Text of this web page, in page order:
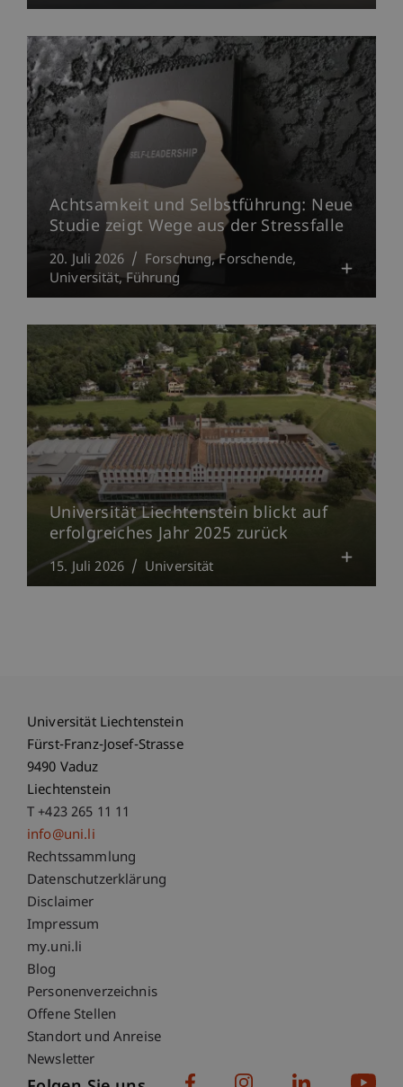
Achtsamkeit und Selbstführung: Neue
Studie zeigt Wege aus der Stressfalle
20. Juli 2026 Forschung Forschende
Universität Führung
Universität Liechtenstein blickt auf
erfolgreiches Jahr 2025 zurück
15. Juli 2026 Universität
Universität Liechtenstein
Fürst-Franz-Josef-Strasse
9490 Vaduz
Liechtenstein
T +423 265 11 11
info@uni.li
Fußzeile Rechtliche Hinweise
Rechtssammlung
Datenschutzerklärung
Disclaimer
Impressum
Fußzeile Subdomain-Verzeichnis
my.uni.li
Blog
Personenverzeichnis
Offene Stellen
Standort und Anreise
Newsletter